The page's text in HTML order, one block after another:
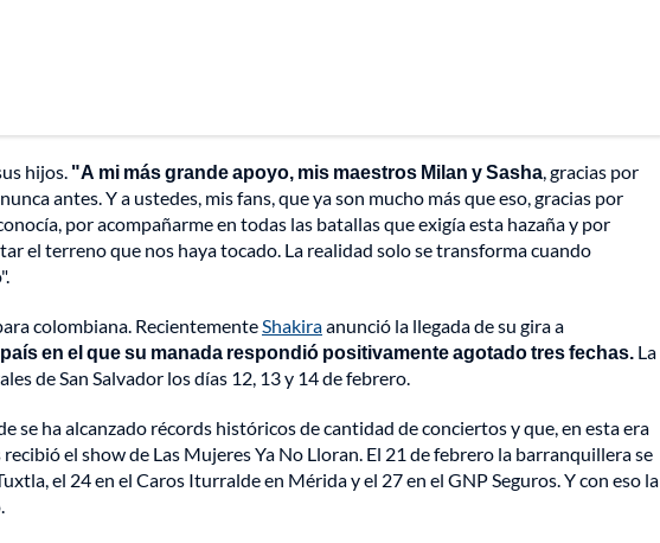
hijos. "A mi más grande apoyo, mis maestros Milan y Sasha, gracias por
antes. Y a ustedes, mis fans, que ya son mucho más que eso, gracias por
por acompañarme en todas las batallas que exigía esta hazaña y por
el terreno que nos haya tocado. La realidad solo se transforma cuando
colombiana. RecientementeShakiraanunció la llegada de su gira a
en el que su manada respondió positivamente agotado tres fechas. La
de San Salvador los días 12, 13 y 14 de febrero.
se ha alcanzado récords históricos de cantidad de conciertos y que, en esta era
el show de Las Mujeres Ya No Lloran. El 21 de febrero la barranquillera se
el 24 en el Caros Iturralde en Mérida y el 27 en el GNP Seguros. Y con eso la